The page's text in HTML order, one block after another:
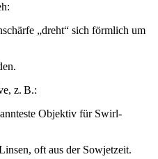
„dreht“ sich förmlich um
z. B.:
Objektiv für Swirl-
oft aus der Sowjetzeit.